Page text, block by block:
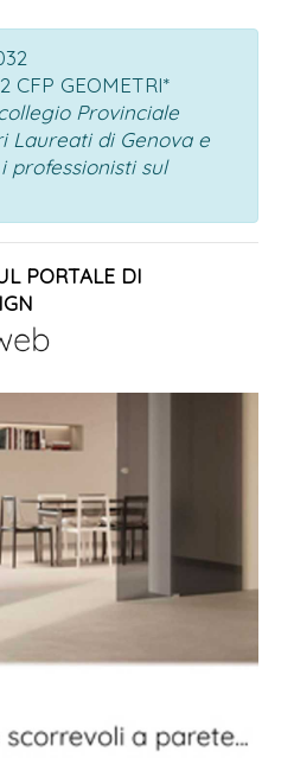
CFP GEOMETRI*
Provinciale
Laureati di Genova e
professionisti sul
PORTALE DI